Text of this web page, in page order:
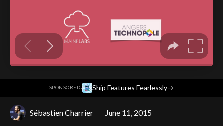
SPONSORED· Ship Features Fearlessly→
Sébastien Charrier June 11, 2015